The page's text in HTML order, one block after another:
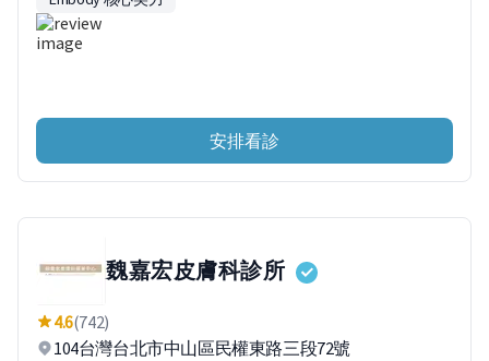
安排看診
魏嘉宏皮膚科診所
4.6(742)
104台灣台北市中山區民權東路三段72號